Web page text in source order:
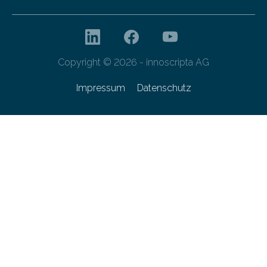
Copyright © 2026 - innoscripta AG
Impressum Datenschutz